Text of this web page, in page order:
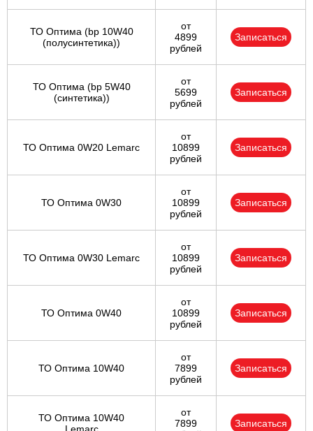
ТО Оптима (bp 10W40
(полусинтетика))
от
4899
рублей
Записаться
ТО Оптима (bp 5W40
(синтетика))
от
5699
рублей
Записаться
ТО Оптима 0W20 Lemarc
от
10899
рублей
Записаться
ТО Оптима 0W30
от
10899
рублей
Записаться
ТО Оптима 0W30 Lemarc
от
10899
рублей
Записаться
ТО Оптима 0W40
от
10899
рублей
Записаться
ТО Оптима 10W40
от
7899
рублей
Записаться
ТО Оптима 10W40
от
7899
Записаться